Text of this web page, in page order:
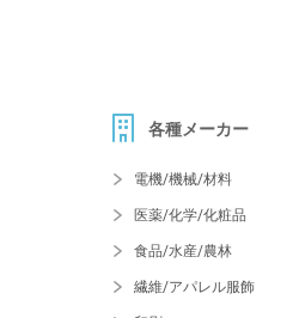
各種メーカー
電機/機械/材料
医薬/化学/化粧品
食品/水産/農林
繊維/アパレル服飾